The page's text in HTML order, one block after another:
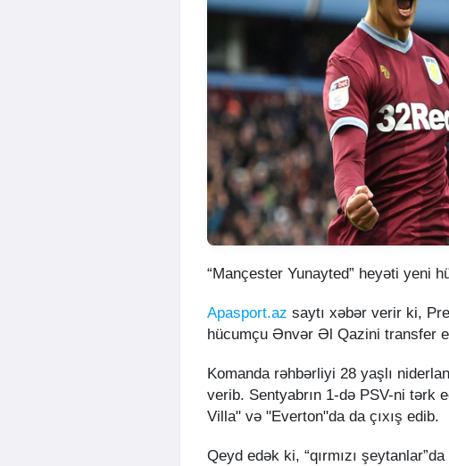
“Mançester Yunayted” heyəti yeni
Apasport.az saytı xəbər verir ki,
hücumçu Ənvər Əl Qazini transfer
Komanda rəhbərliyi 28 yaşlı
verib. Sentyabrın 1-də PSV-ni tərk
Villa" və "Everton"da da çıxış edib.
Qeyd edək ki, “qırmızı